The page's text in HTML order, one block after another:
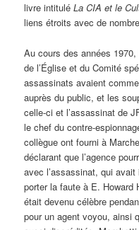
livre intituléLa CIA et le
liens étroits avec de
Au cours des années
de l’Église et du Comité
assassinats avaient
auprès du public, et les
celle-ci et l’assassinat de
le chef du contre-
collègue ont fourni à
déclarant que l’agence
avec l’assassinat, qui
porter la faute à E. Howard
était devenu célèbre
pour un agent voyou, ainsi